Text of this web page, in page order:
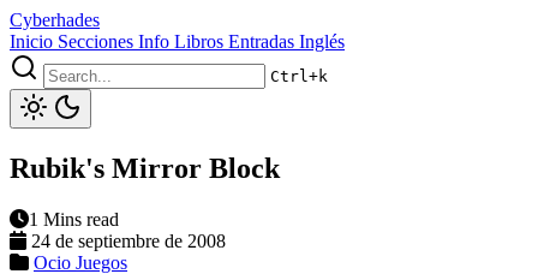
Cyberhades
Inicio Secciones Info Libros Entradas Inglés
Ctrl+k
Rubik's Mirror Block
1 Mins read
24 de septiembre de 2008
Ocio Juegos